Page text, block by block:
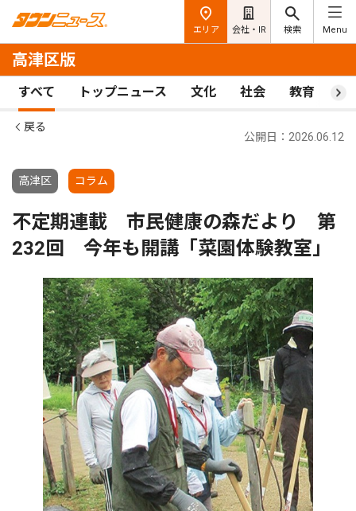
エリア 会社・IR 検索 Menu
高津区版
すべて トップニュース 文化 社会 教育 ス
戻る
高津区 コラム
公開日：2026.06.12
不定期連載 市民健康の森だより 第
232回 今年も開講「菜園体験教室」